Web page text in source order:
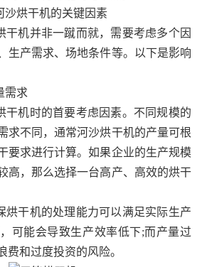
沙烘干机的关键因素
干机并非一蹴而就，需要考虑多个因
生产需求、场地条件等。以下是影响
需求
干机时的首要考虑因素。不同规模的
求不同，通常河沙烘干机的产量可根
要求进行计算。如果企业的生产规模
高，那么选择一台高产、高效的烘干
烘干机的处理能力可以满足实际生产
可能会导致生产效率低下;而产量过
费和过度投资的风险。